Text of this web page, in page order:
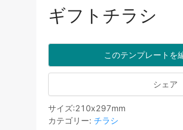
ギフトチラシ
このテンプレートを
シェア
サイズ:210x297mm
カテゴリー: チラシ